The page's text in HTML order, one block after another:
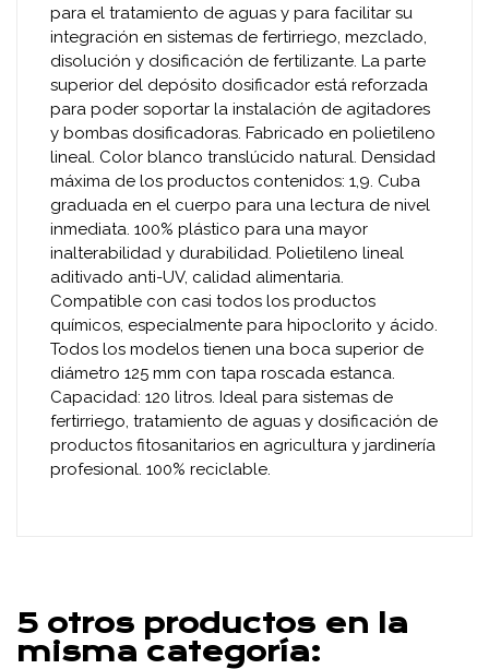
para el tratamiento de aguas y para facilitar su
integración en sistemas de fertirriego, mezclado,
disolución y dosificación de fertilizante. La parte
superior del depósito dosificador está reforzada
para poder soportar la instalación de agitadores
y bombas dosificadoras. Fabricado en polietileno
lineal. Color blanco translúcido natural. Densidad
máxima de los productos contenidos: 1,9. Cuba
graduada en el cuerpo para una lectura de nivel
inmediata. 100% plástico para una mayor
inalterabilidad y durabilidad. Polietileno lineal
aditivado anti-UV, calidad alimentaria.
Compatible con casi todos los productos
químicos, especialmente para hipoclorito y ácido.
Todos los modelos tienen una boca superior de
diámetro 125 mm con tapa roscada estanca.
Capacidad: 120 litros. Ideal para sistemas de
fertirriego, tratamiento de aguas y dosificación de
productos fitosanitarios en agricultura y jardinería
profesional. 100% reciclable.
5 otros productos en la
misma categoría: